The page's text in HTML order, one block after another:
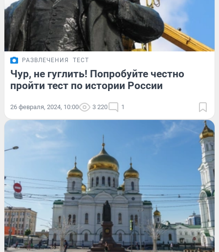
РАЗВЛЕЧЕНИЯ ТЕСТ
Чур, не гуглить! Попробуйте честно
пройти тест по истории России
26 февраля, 2024, 10:00 3 220 1